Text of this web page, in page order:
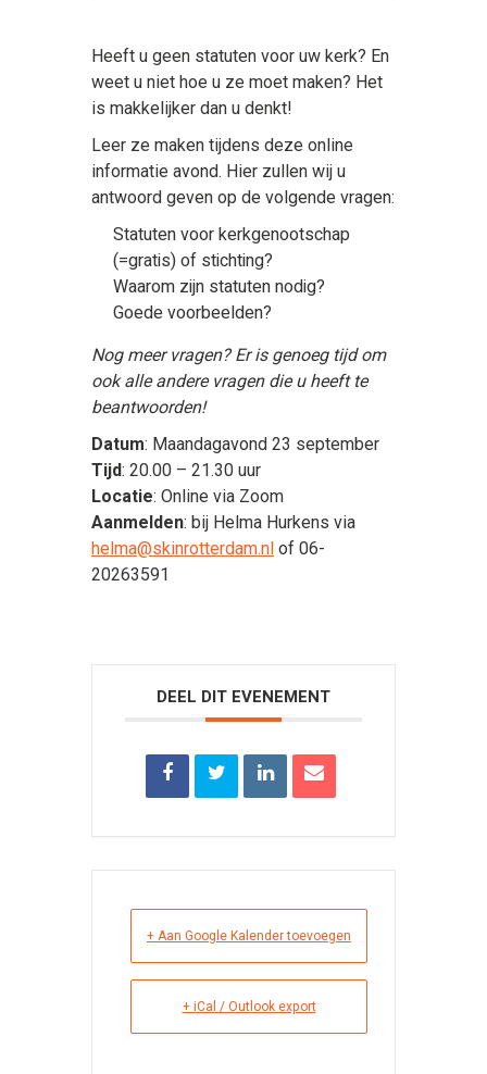
Heeft u geen statuten voor uw kerk? En
weet u niet hoe u ze moet maken? Het
is makkelijker dan u denkt!
Leer ze maken tijdens deze online
informatie avond. Hier zullen wij u
antwoord geven op de volgende vragen:
Statuten voor kerkgenootschap
(=gratis) of stichting?
Waarom zijn statuten nodig?
Goede voorbeelden?
Nog meer vragen? Er is genoeg tijd om
ook alle andere vragen die u heeft te
beantwoorden!
Datum: Maandagavond 23 september
Tijd: 20.00 – 21.30 uur
Locatie: Online via Zoom
Aanmelden: bij Helma Hurkens via
helma@skinrotterdam.nl of 06-
20263591
DEEL DIT EVENEMENT
+ Aan Google Kalender toevoegen
+ iCal / Outlook export